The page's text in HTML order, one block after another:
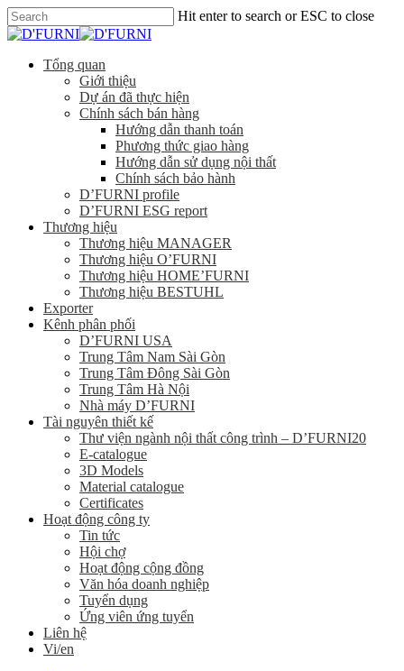
Hit enter to search or ESC to close
Tổng quan
Giới thiệu
Dự án đã thực hiện
Chính sách bán hàng
Hướng dẫn thanh toán
Phương thức giao hàng
Hướng dẫn sử dụng nội thất
Chính sách bảo hành
D’FURNI profile
D’FURNI ESG report
Thương hiệu
Thương hiệu MANAGER
Thương hiệu O’FURNI
Thương hiệu HOME’FURNI
Thương hiệu BESTUHL
Exporter
Kênh phân phối
D’FURNI USA
Trung Tâm Nam Sài Gòn
Trung Tâm Đông Sài Gòn
Trung Tâm Hà Nội
Nhà máy D’FURNI
Tài nguyên thiết kế
Thư viện ngành nội thất công trình – D’FURNI20
E-catalogue
3D Models
Material catalogue
Certificates
Hoạt động công ty
Tin tức
Hội chợ
Hoạt động cộng đồng
Văn hóa doanh nghiệp
Tuyển dụng
Ứng viên ứng tuyển
Liên hệ
Vi/en